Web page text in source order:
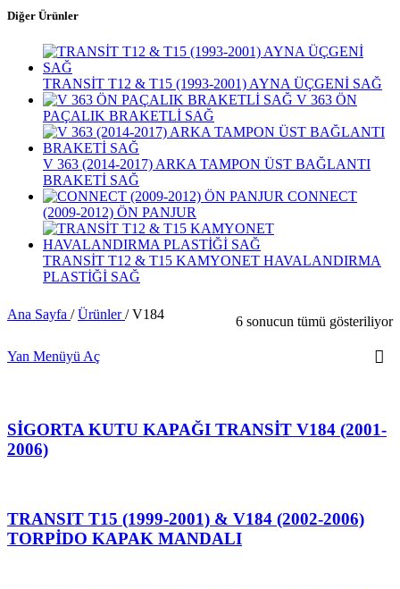
Diğer Ürünler
TRANSİT T12 & T15 (1993-2001) AYNA ÜÇGENİ SAĞ
V 363 ÖN
PAÇALIK BRAKETLİ SAĞ
V 363 (2014-2017) ARKA TAMPON ÜST BAĞLANTI
BRAKETİ SAĞ
CONNECT
(2009-2012) ÖN PANJUR
TRANSİT T12 & T15 KAMYONET HAVALANDIRMA
PLASTİĞİ SAĞ
Ana Sayfa / Ürünler/ V184 6 sonucun tümü gösteriliyor
Yan Menüyü Aç
SİGORTA KUTU KAPAĞI TRANSİT V184 (2001-
2006)
TRANSIT T15 (1999-2001) & V184 (2002-2006)
TORPİDO KAPAK MANDALI